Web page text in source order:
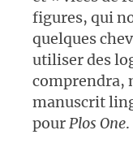
figures, qui
quelques
utiliser des
comprendra,
manuscrit
pourPlos One.